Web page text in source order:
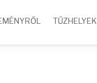
TŰZHELYEK